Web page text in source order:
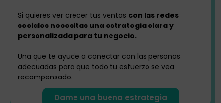
Si quieres ver crecer tus ventas con las redes
sociales necesitas una estrategia clara y
personalizada para tu negocio.
Una que te ayude a conectar con las personas
adecuadas para que todo tu esfuerzo se vea
recompensado.
Dame una buena estrategia